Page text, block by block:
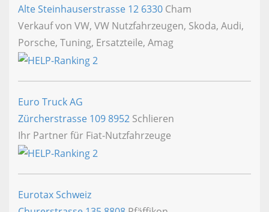
Alte Steinhauserstrasse 12 6330 Cham
Verkauf von VW, VW Nutzfahrzeugen, Skoda, Audi,
Porsche, Tuning, Ersatzteile, Amag
Euro Truck AG
Zürcherstrasse 1098952 Schlieren
Ihr Partner für Fiat-Nutzfahrzeuge
Eurotax Schweiz